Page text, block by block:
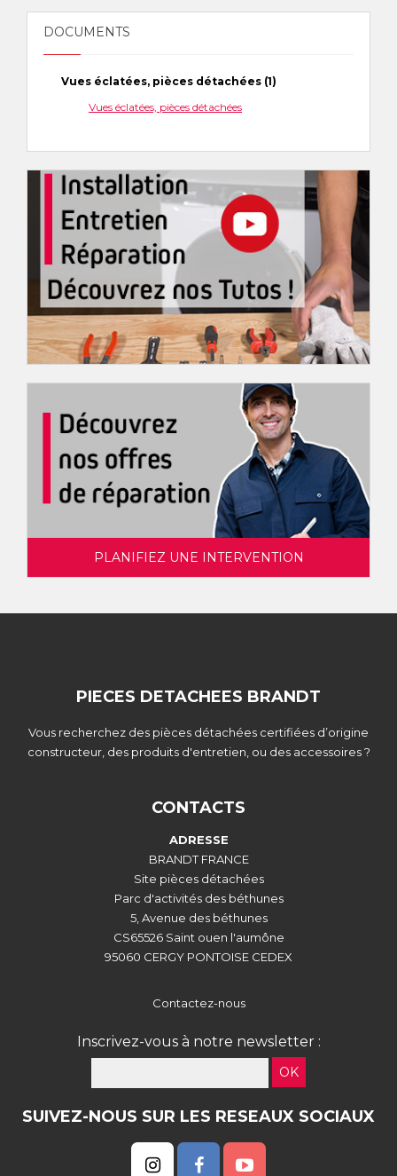
DOCUMENTS
Vues éclatées, pièces détachées (1)
Vues éclatées, pièces détachées
PLANIFIEZ UNE INTERVENTION
PIECES DETACHEES BRANDT
Vous recherchez des pièces détachées certifiées d’origine
constructeur, des produits d'entretien, ou des accessoires ?
CONTACTS
ADRESSE
BRANDT FRANCE
Site pièces détachées
Parc d'activités des béthunes
5, Avenue des béthunes
CS65526 Saint ouen l'aumône
95060 CERGY PONTOISE CEDEX
Contactez-nous
Inscrivez-vous à notre newsletter :
OK
SUIVEZ-NOUS SUR LES RESEAUX SOCIAUX